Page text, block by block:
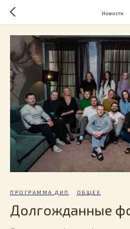
Новости
ПРОГРАММА ДИП ОБЩЕЕ
Долгожданные